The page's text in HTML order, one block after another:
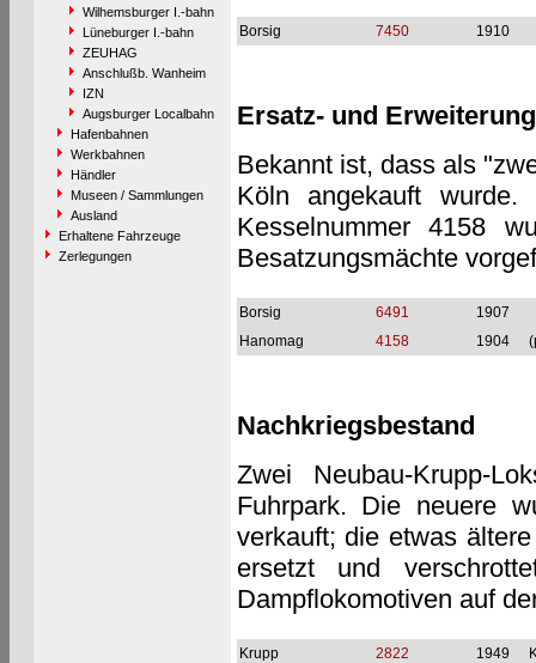
Wilhemsburger I.-bahn
Lüneburger I.-bahn
ZEUHAG
Anschlußb. Wanheim
IZN
Augsburger Localbahn
Hafenbahnen
Werkbahnen
Händler
Museen / Sammlungen
Ausland
Erhaltene Fahrzeuge
Zerlegungen
Borsig 7450 1910
Ersatz- und
Bekannt ist, dass als
Köln angekauft
Kesselnummer 4158
Besatzungsmächte
Borsig 6491
1907
Hanomag
4158 1904
Nachkriegsbestand
Zwei Neubau-Krupp-
Fuhrpark. Die neuere
verkauft; die etwas
ersetzt und
Dampflokomotiven auf
Krupp 2822 1949